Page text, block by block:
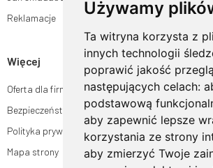
Używamy
Ta witryna korzysta z
innych technologii
poprawić jakość
następujących celach:
podstawową
aby zapewnić lepsze
korzystania ze strony
aby zmierzyć Twoje
Reklamacje
Więcej
Oferta dla firm
Bezpieczeństwo płatności
Polityka prywatności
Mapa strony